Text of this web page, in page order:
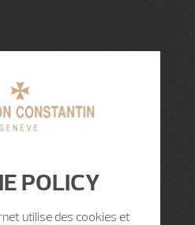
POLICY
utilise des cookies et